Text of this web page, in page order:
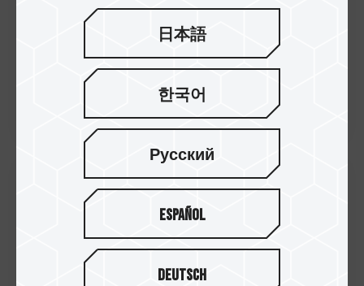
01.Oct.2024
十銓科技推出T-FORCE DELTAα RGB DDR5
桌上型記憶體 完美匹配AMD 新平台
極致超頻潛力銓面釋放
日本語
한국어
Русский
Español
Deutsch